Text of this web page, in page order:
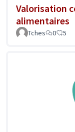
Valorisation
alimentaires
Tches 0 5